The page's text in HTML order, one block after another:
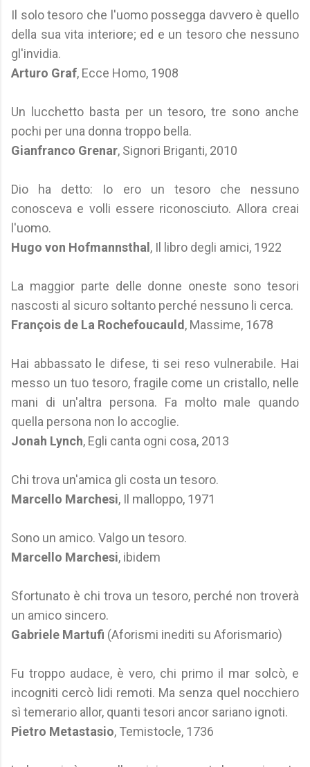
Il solo tesoro che l'uomo possegga davvero è quello
della sua vita interiore; ed e un tesoro che nessuno
gl'invidia.
Arturo Graf, Ecce Homo, 1908
Un lucchetto basta per un tesoro, tre sono anche
pochi per una donna troppo bella.
Gianfranco Grenar, Signori Briganti, 2010
Dio ha detto: Io ero un tesoro che nessuno
conosceva e volli essere riconosciuto. Allora creai
l'uomo.
Hugo von Hofmannsthal , Il libro degli amici, 1922
La maggior parte delle donne oneste sono tesori
nascosti al sicuro soltanto perché nessuno li cerca.
François de La Rochefoucauld , Massime, 1678
Hai abbassato le difese, ti sei reso vulnerabile. Hai
messo un tuo tesoro, fragile come un cristallo, nelle
mani di un'altra persona. Fa molto male quando
quella persona non lo accoglie.
Jonah Lynch, Egli canta ogni cosa, 2013
Chi trova un'amica gli costa un tesoro.
Marcello Marchesi, Il malloppo, 1971
Sono un amico. Valgo un tesoro.
Marcello Marchesi, ibidem
Sfortunato è chi trova un tesoro, perché non troverà
un amico sincero.
Gabriele Martufi (Aforismi inediti su Aforismario)
Fu troppo audace, è vero, chi primo il mar solcò, e
incogniti cercò lidi remoti. Ma senza quel nocchiero
sì temerario allor, quanti tesori ancor sariano ignoti.
Pietro Metastasio, Temistocle, 1736